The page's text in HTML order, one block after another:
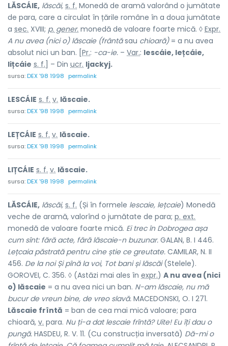
LĂSCÁIE, lăscăi, s. f. Monedă de aramă valorând o jumătate
de para, care a circulat în țările române în a doua jumătate
a sec. XVIII; p. gener. monedă de valoare foarte mică. ◊ Expr.
A nu avea (nici o) lăscaie (frântăsau chioară)= a nu avea
absolut nici un ban. [ Pr.: -ca-ie. – Var.: lescáie, lețcáie,
lițcáie s. f. ] – Din ucr. ljackyj.
sursa:DEX '98 1998 permalink
LESCÁIE s. f. v. lăscaie.
sursa:DEX '98 1998 permalink
LEȚCÁIE s. f. v. lăscaie.
sursa:DEX '98 1998 permalink
LIȚCÁIE s. f. v. lăscaie.
sursa:DEX '98 1998 permalink
LĂSCÁIE, lăscăi, s. f. (Și în formele lescaie, lețcaie) Monedă
veche de aramă, valorînd o jumătate de para; p. ext.
monedă de valoare foarte mică. Ei trec în Dobrogea așa
cum sînt: fără acte, fără lăscaie-n buzunar. GALAN, B. I 446.
Lețcaia păstrată pentru cine știe ce greutate. CAMILAR, N. II
456. De la noi Și pînă la voi, Tot bani și lăscăi(Stelele).
GOROVEI, C. 356. ◊ (Astăzi mai ales în expr.) A nu avea (nici
o) lăscaie = a nu avea nici un ban. N-am lăscaie, nu mă
bucur de vreun bine, de vreo slavă. MACEDONSKI, O. I 271.
Lăscaie frîntă = ban de cea mai mică valoare; para
chioară, v. para. Nu ți-a dat lescaie frîntă? Uite! Eu îți dau o
pungă. HASDEU, R. V. 11. (Cu construcția inversată) Dă-mi o